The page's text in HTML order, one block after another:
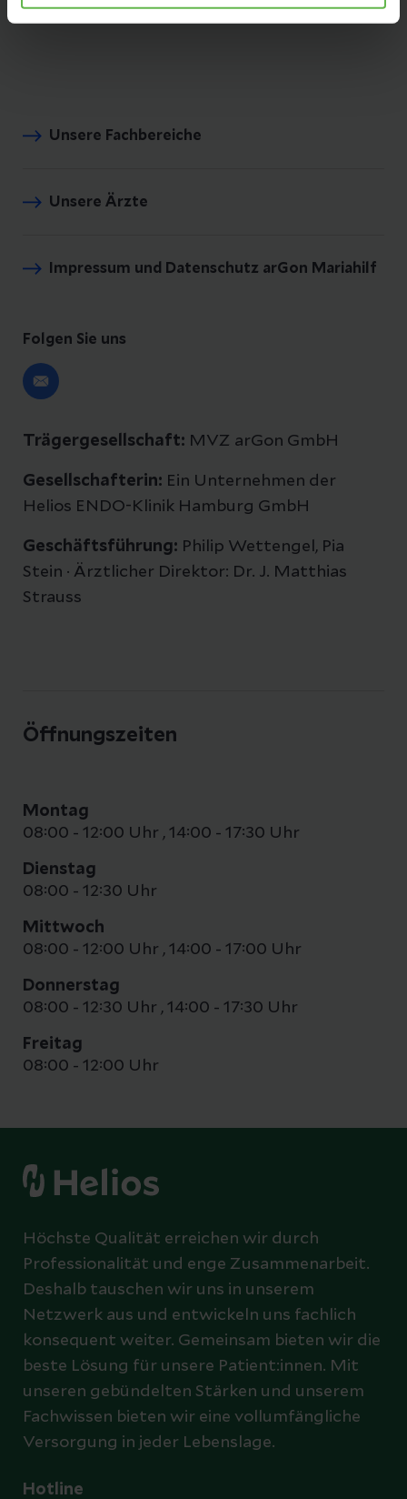
E-Mail senden
Unsere Fachbereiche
Unsere Ärzte
Impressum und Datenschutz arGon Mariahilf
Folgen Sie uns
Trägergesellschaft: MVZ arGon GmbH
Gesellschafterin: Ein Unternehmen der
Helios ENDO-Klinik Hamburg GmbH
Geschäftsführung: Philip Wettengel, Pia
Stein · Ärztlicher Direktor: Dr. J. Matthias
Strauss
Öffnungszeiten
Montag
08:00 - 12:00 Uhr , 14:00 - 17:30 Uhr
Dienstag
08:00 - 12:30 Uhr
Mittwoch
08:00 - 12:00 Uhr , 14:00 - 17:00 Uhr
Donnerstag
08:00 - 12:30 Uhr , 14:00 - 17:30 Uhr
Freitag
08:00 - 12:00 Uhr
Höchste Qualität erreichen wir durch
Professionalität und enge Zusammenarbeit.
Deshalb tauschen wir uns in unserem
Netzwerk aus und entwickeln uns fachlich
konsequent weiter. Gemeinsam bieten wir die
beste Lösung für unsere Patient:innen. Mit
unseren gebündelten Stärken und unserem
Fachwissen bieten wir eine vollumfängliche
Versorgung in jeder Lebenslage.
Hotline